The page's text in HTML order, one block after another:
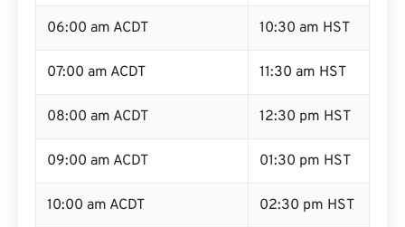
06:00 am ACDT 10:30 am HST
07:00 am ACDT 11:30 am HST
08:00 am ACDT 12:30 pm HST
09:00 am ACDT 01:30 pm HST
10:00 am ACDT 02:30 pm HST